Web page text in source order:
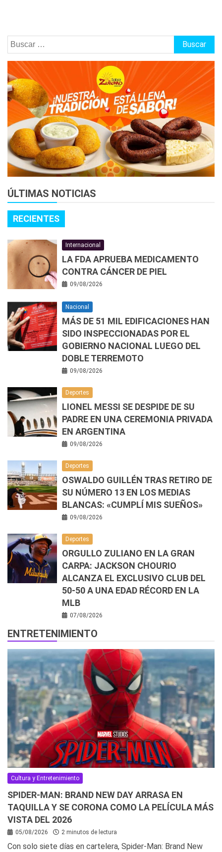
Buscar:
ÚLTIMAS NOTICIAS
RECIENTES
Internacional
LA FDA APRUEBA MEDICAMENTO
CONTRA CÁNCER DE PIEL
09/08/2026
Nacional
MÁS DE 51 MIL EDIFICACIONES HAN
SIDO INSPECCIONADAS POR EL
GOBIERNO NACIONAL LUEGO DEL
DOBLE TERREMOTO
09/08/2026
Deportes
LIONEL MESSI SE DESPIDE DE SU
PADRE EN UNA CEREMONIA PRIVADA
EN ARGENTINA
09/08/2026
Deportes
OSWALDO GUILLÉN TRAS RETIRO DE
SU NÚMERO 13 EN LOS MEDIAS
BLANCAS: «CUMPLÍ MIS SUEÑOS»
09/08/2026
Deportes
ORGULLO ZULIANO EN LA GRAN
CARPA: JACKSON CHOURIO
ALCANZA EL EXCLUSIVO CLUB DEL
50-50 A UNA EDAD RÉCORD EN LA
MLB
07/08/2026
ENTRETENIMIENTO
Cultura y Entretenimiento
SPIDER-MAN: BRAND NEW DAY ARRASA EN
TAQUILLA Y SE CORONA COMO LA PELÍCULA MÁS
VISTA DEL 2026
05/08/2026 2 minutos de lectura
Con solo siete días en cartelera, Spider-Man: Brand New